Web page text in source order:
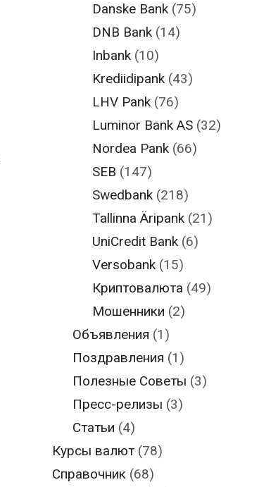
Danske Bank (75)
DNB Bank (14)
Inbank (10)
Krediidipank (43)
LHV Pank (76)
Luminor Bank AS (32)
Nordea Pank (66)
SEB (147)
Swedbank (218)
Tallinna Äripank (21)
UniCredit Bank (6)
Versobank (15)
Криптовалюта (49)
Мошенники (2)
Объявления (1)
Поздравления (1)
Полезные Советы (3)
Пресс-релизы (3)
Статьи (4)
Курсы валют (78)
Справочник (68)